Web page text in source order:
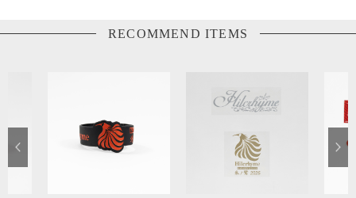
RECOMMEND ITEMS